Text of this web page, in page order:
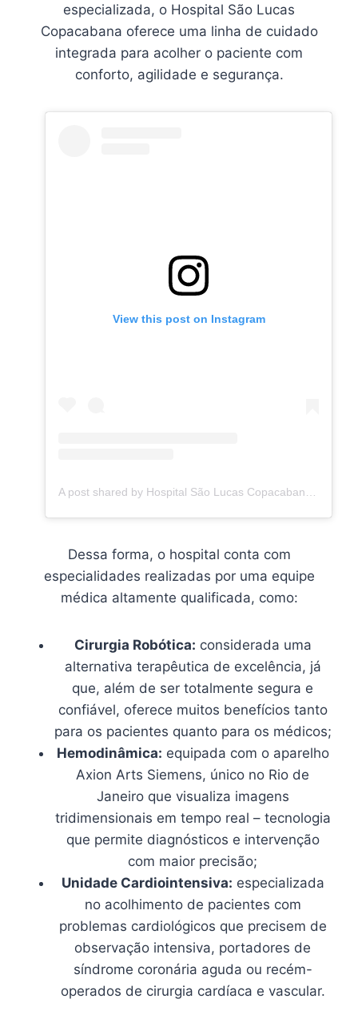
especializada, o Hospital São Lucas
Copacabana oferece uma linha de cuidado
integrada para acolher o paciente com
conforto, agilidade e segurança.
View this post on Instagram
A post shared by Hospital São Lucas Copacabana (@saolucascopacabana)
Dessa forma, o hospital conta com
especialidades realizadas por uma equipe
médica altamente qualificada, como:
Cirurgia Robótica: considerada uma
alternativa terapêutica de excelência, já
que, além de ser totalmente segura e
confiável, oferece muitos benefícios tanto
para os pacientes quanto para os médicos;
Hemodinâmica: equipada com o aparelho
Axion Arts Siemens, único no Rio de
Janeiro que visualiza imagens
tridimensionais em tempo real – tecnologia
que permite diagnósticos e intervenção
com maior precisão;
Unidade Cardiointensiva: especializada
no acolhimento de pacientes com
problemas cardiológicos que precisem de
observação intensiva, portadores de
síndrome coronária aguda ou recém-
operados de cirurgia cardíaca e vascular.